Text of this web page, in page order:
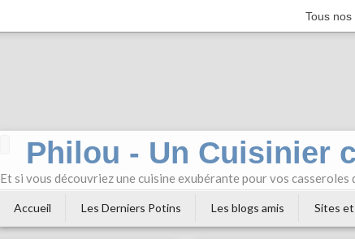
Tous
Philou - Un Cuisinier
Et si vous découvriez une cuisine exubérante pour vos casseroles
Accueil Les Derniers Potins Les blogs amis Sites